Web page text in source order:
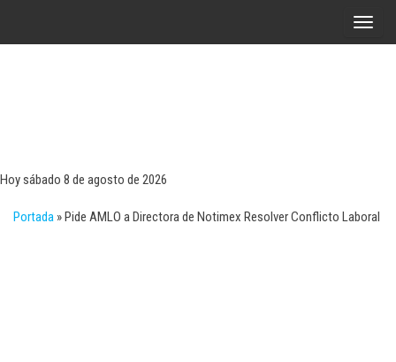
A
l
Hoy sábado 8 de agosto de 2026
Portada »Pide AMLO a Directora de Notimex Resolver Conflicto Laboral